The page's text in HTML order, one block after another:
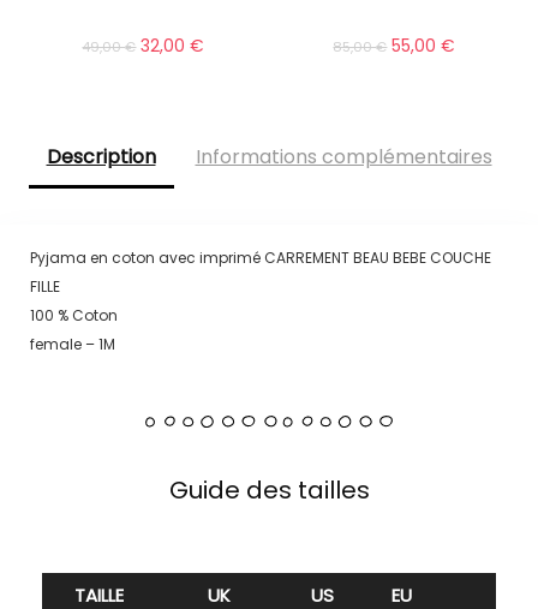
49,00€ 32,00€ 85,00€ 55,00€
Description Informations complémentaires
Pyjama en coton avec imprimé CARREMENT BEAU BEBE COUCHE
FILLE
100 % Coton
female – 1M
Guide des tailles
TAILLE UK US
EU